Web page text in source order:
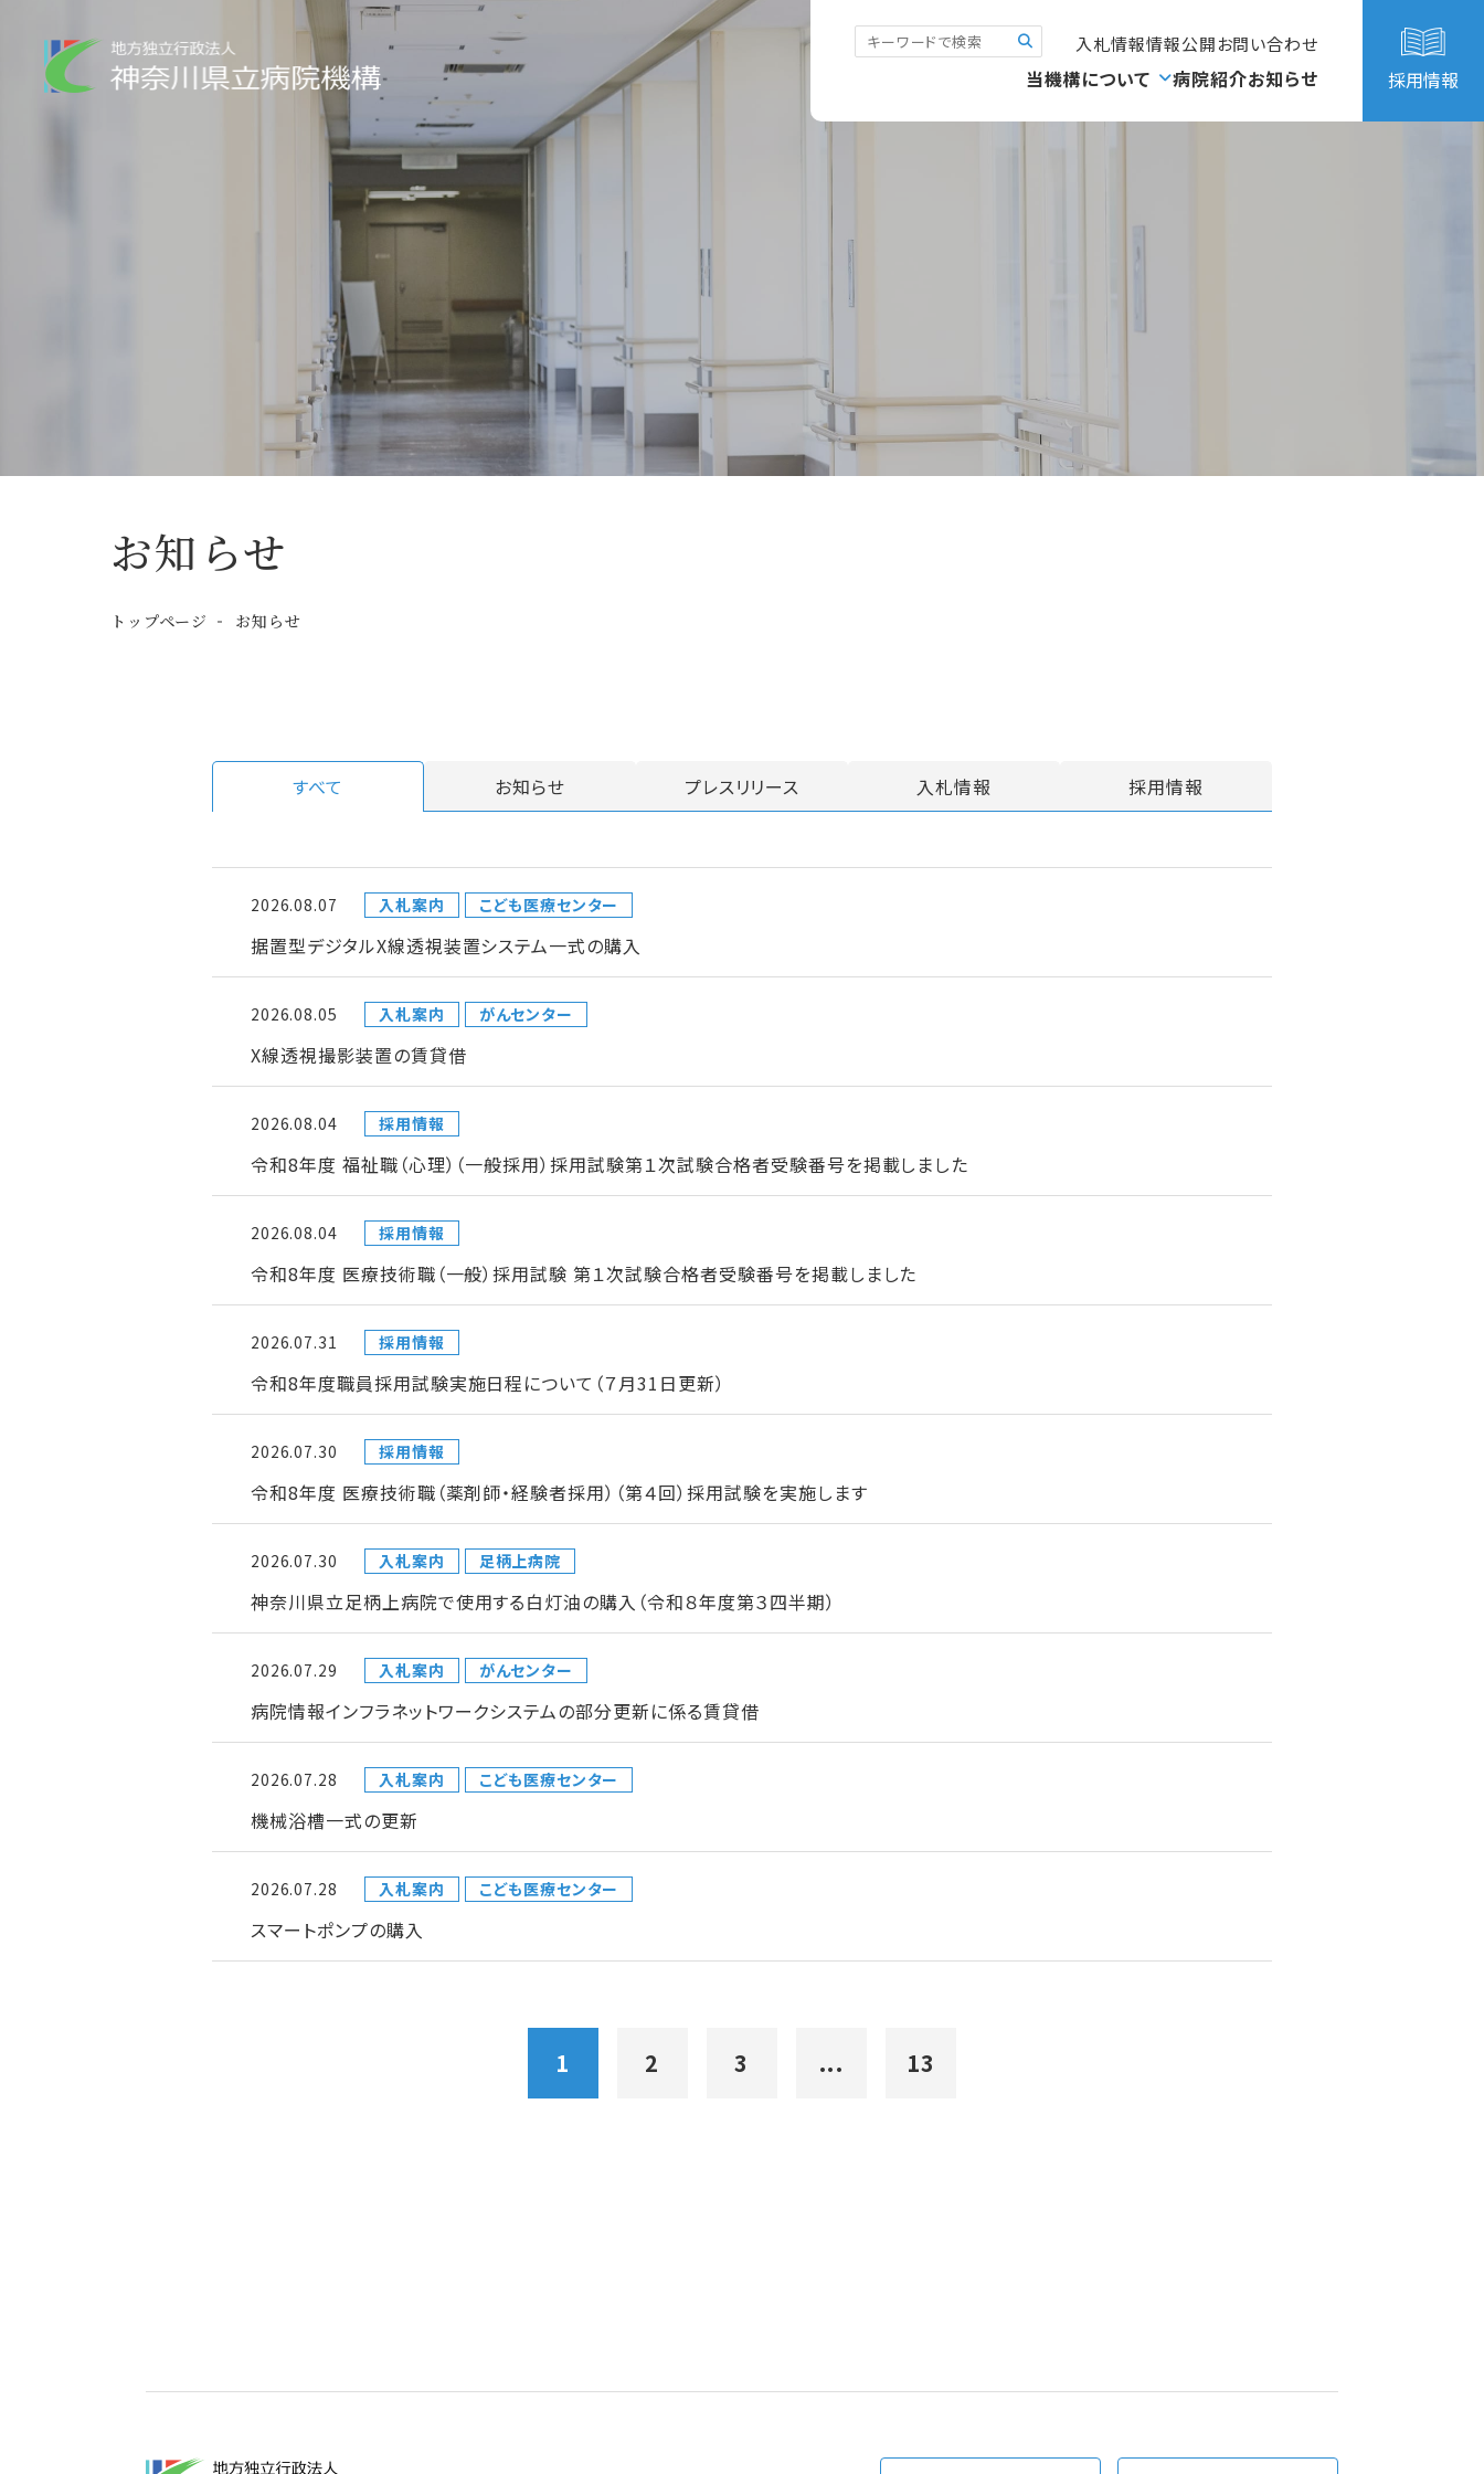
入札情報情報公開お問い合わせ
当機構について 病院紹介お知らせ 採用情報
お知らせ
トップページ お知らせ
すべて お知らせ プレスリリース 入札情報 採用情報
2026.08.07 入札案内 こども医療センター
据置型デジタルX線透視装置システム一式の購入
2026.08.05 入札案内 がんセンター
X線透視撮影装置の賃貸借
2026.08.04 採用情報
令和8年度 福祉職（心理）（一般採用）採用試験第１次試験合格者受験番号を掲載しました
2026.08.04 採用情報
令和8年度 医療技術職（一般）採用試験 第１次試験合格者受験番号を掲載しました
2026.07.31 採用情報
令和8年度職員採用試験実施日程について（７月31日更新）
2026.07.30 採用情報
令和8年度 医療技術職（薬剤師・経験者採用）（第４回）採用試験を実施します
2026.07.30 入札案内 足柄上病院
神奈川県立足柄上病院で使用する白灯油の購入（令和８年度第３四半期）
2026.07.29 入札案内 がんセンター
病院情報インフラネットワークシステムの部分更新に係る賃貸借
2026.07.28 入札案内 こども医療センター
機械浴槽一式の更新
2026.07.28 入札案内 こども医療センター
スマートポンプの購入
1 2 3 ... 13